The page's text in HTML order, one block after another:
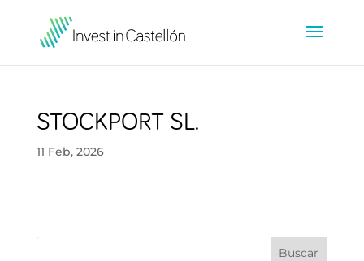
STOCKPORT SL.
11 Feb, 2026
Buscar